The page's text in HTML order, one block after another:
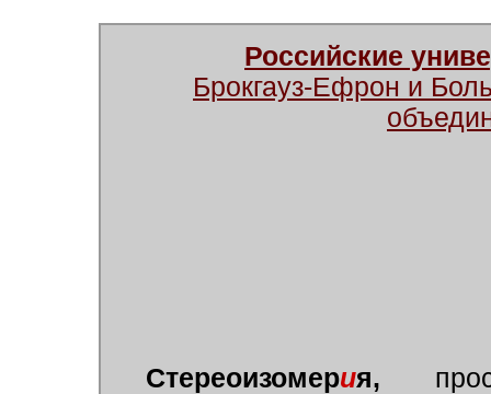
Российские
Брокгауз-Ефрон и
Стереоизомерия,